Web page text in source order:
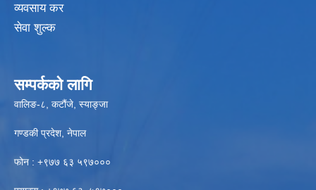
व्यवसाय कर
सेवा शुल्क
सम्पर्कको लागि
वालिङ-८, कटौंजे, स्याङ्जा
गण्डकी प्रदेश, नेपाल
फोन : +९७७ ६३ ५९७०००